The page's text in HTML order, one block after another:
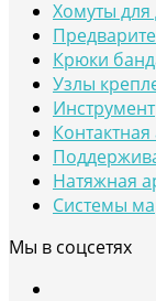
Хомуты
Крюки
Узлы
Инструмент
Натяжная
Системы
Мы в соцсетях